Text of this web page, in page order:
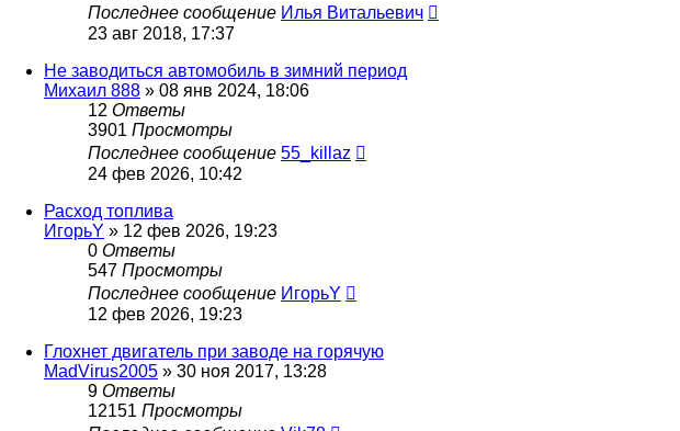
Последнее сообщение Илья Витальевич
23 авг 2018, 17:37
Не заводиться автомобиль в зимний период
Михаил 888 » 08 янв 2024, 18:06
12 Ответы
3901 Просмотры
Последнее сообщение 55_killaz
24 фев 2026, 10:42
Расход топлива
ИгорьY » 12 фев 2026, 19:23
0 Ответы
547 Просмотры
Последнее сообщение ИгорьY
12 фев 2026, 19:23
Глохнет двигатель при заводе на горячую
MadVirus2005 » 30 ноя 2017, 13:28
9 Ответы
12151 Просмотры